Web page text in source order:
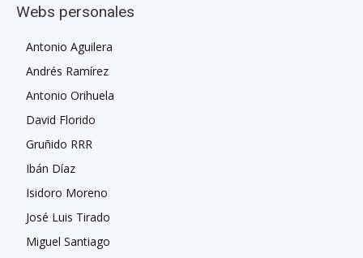
Webs personales
Antonio Aguilera
Andrés Ramírez
Antonio Orihuela
David Florido
Gruñido RRR
Ibán Díaz
Isidoro Moreno
José Luis Tirado
Miguel Santiago